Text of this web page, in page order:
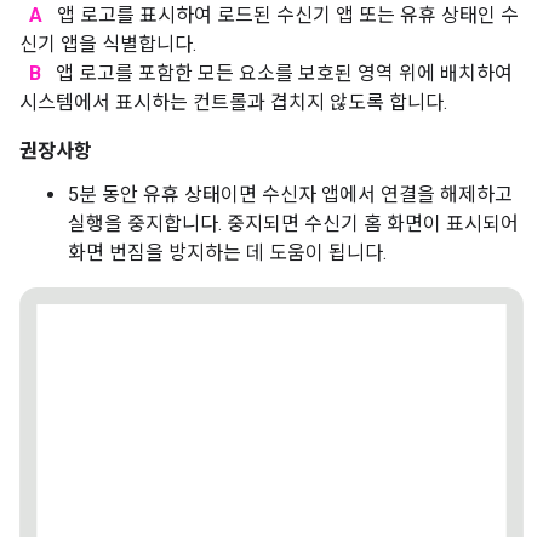
A
앱 로고를 표시하여 로드된 수신기 앱 또는 유휴 상태인 수
신기 앱을 식별합니다.
B
앱 로고를 포함한 모든 요소를 보호된 영역 위에 배치하여
시스템에서 표시하는 컨트롤과 겹치지 않도록 합니다.
권장사항
5분 동안 유휴 상태이면 수신자 앱에서 연결을 해제하고
실행을 중지합니다. 중지되면 수신기 홈 화면이 표시되어
화면 번짐을 방지하는 데 도움이 됩니다.